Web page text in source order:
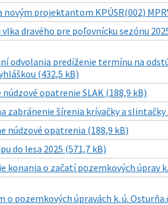
projektantom KPÚSR(002)
dravého pre poľovnícku sezónu
odvolania predíženie termínu na
(432,5 kB)
opatrenie SLAK (188,9 kB)
zabránenie šírenia krívačky a slintačky
núdzové opatrenia (188,9 kB)
do lesa 2025 (571,7 kB)
konania o začatí pozemkových úprav
pozemkových úpravách k. ú.